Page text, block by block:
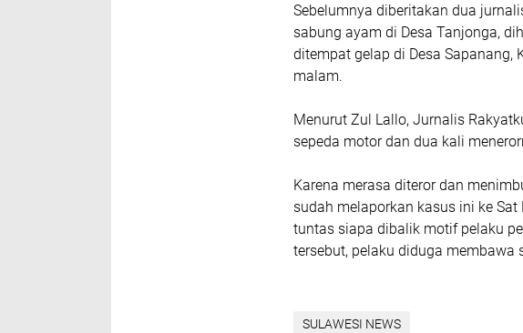
Sebelumnya diberitakan dua
sabung ayam di Desa Tanjonga,
ditempat gelap di Desa
malam.
Menurut Zul Lallo, Jurnalis
sepeda motor dan dua kali
Karena merasa diteror dan
sudah melaporkan kasus ini ke
tuntas siapa dibalik motif pelaku
tersebut, pelaku diduga membawa
SULAWESI NEWS